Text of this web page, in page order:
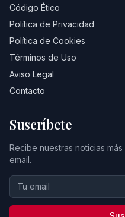
Código Ético
Política de Privacidad
Política de Cookies
Términos de Uso
Aviso Legal
Contacto
Suscríbete
Recibe nuestras noticias
email.